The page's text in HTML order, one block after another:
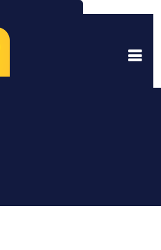
você está